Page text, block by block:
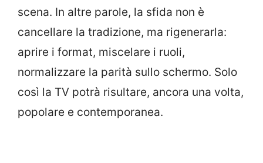
scena. In altre parole, la sfida non è
cancellare la tradizione, ma rigenerarla:
aprire i format, miscelare i ruoli,
normalizzare la parità sullo schermo. Solo
così la TV potrà risultare, ancora una volta,
popolare e contemporanea.